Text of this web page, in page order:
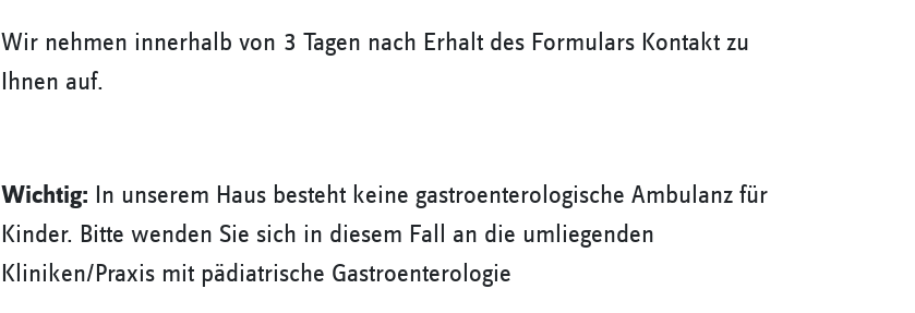
Wir nehmen innerhalb von 3 Tagen nach Erhalt des Formulars Kontakt zu
Ihnen auf.
Wichtig: In unserem Haus besteht keine gastroenterologische Ambulanz für
Kinder. Bitte wenden Sie sich in diesem Fall an die umliegenden
Kliniken/Praxis mit pädiatrische Gastroenterologie